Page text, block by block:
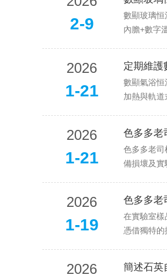
2-9
數顯玻璃恒
內膽+數字
2026
1-21
定期維護
數顯氣浴恒
加熱與軌道
2026
1-21
色多多老
色多多老司
備損壞及實
2026
1-19
色多多老
在實驗室樣
憑借獨特
2026 簡述石英